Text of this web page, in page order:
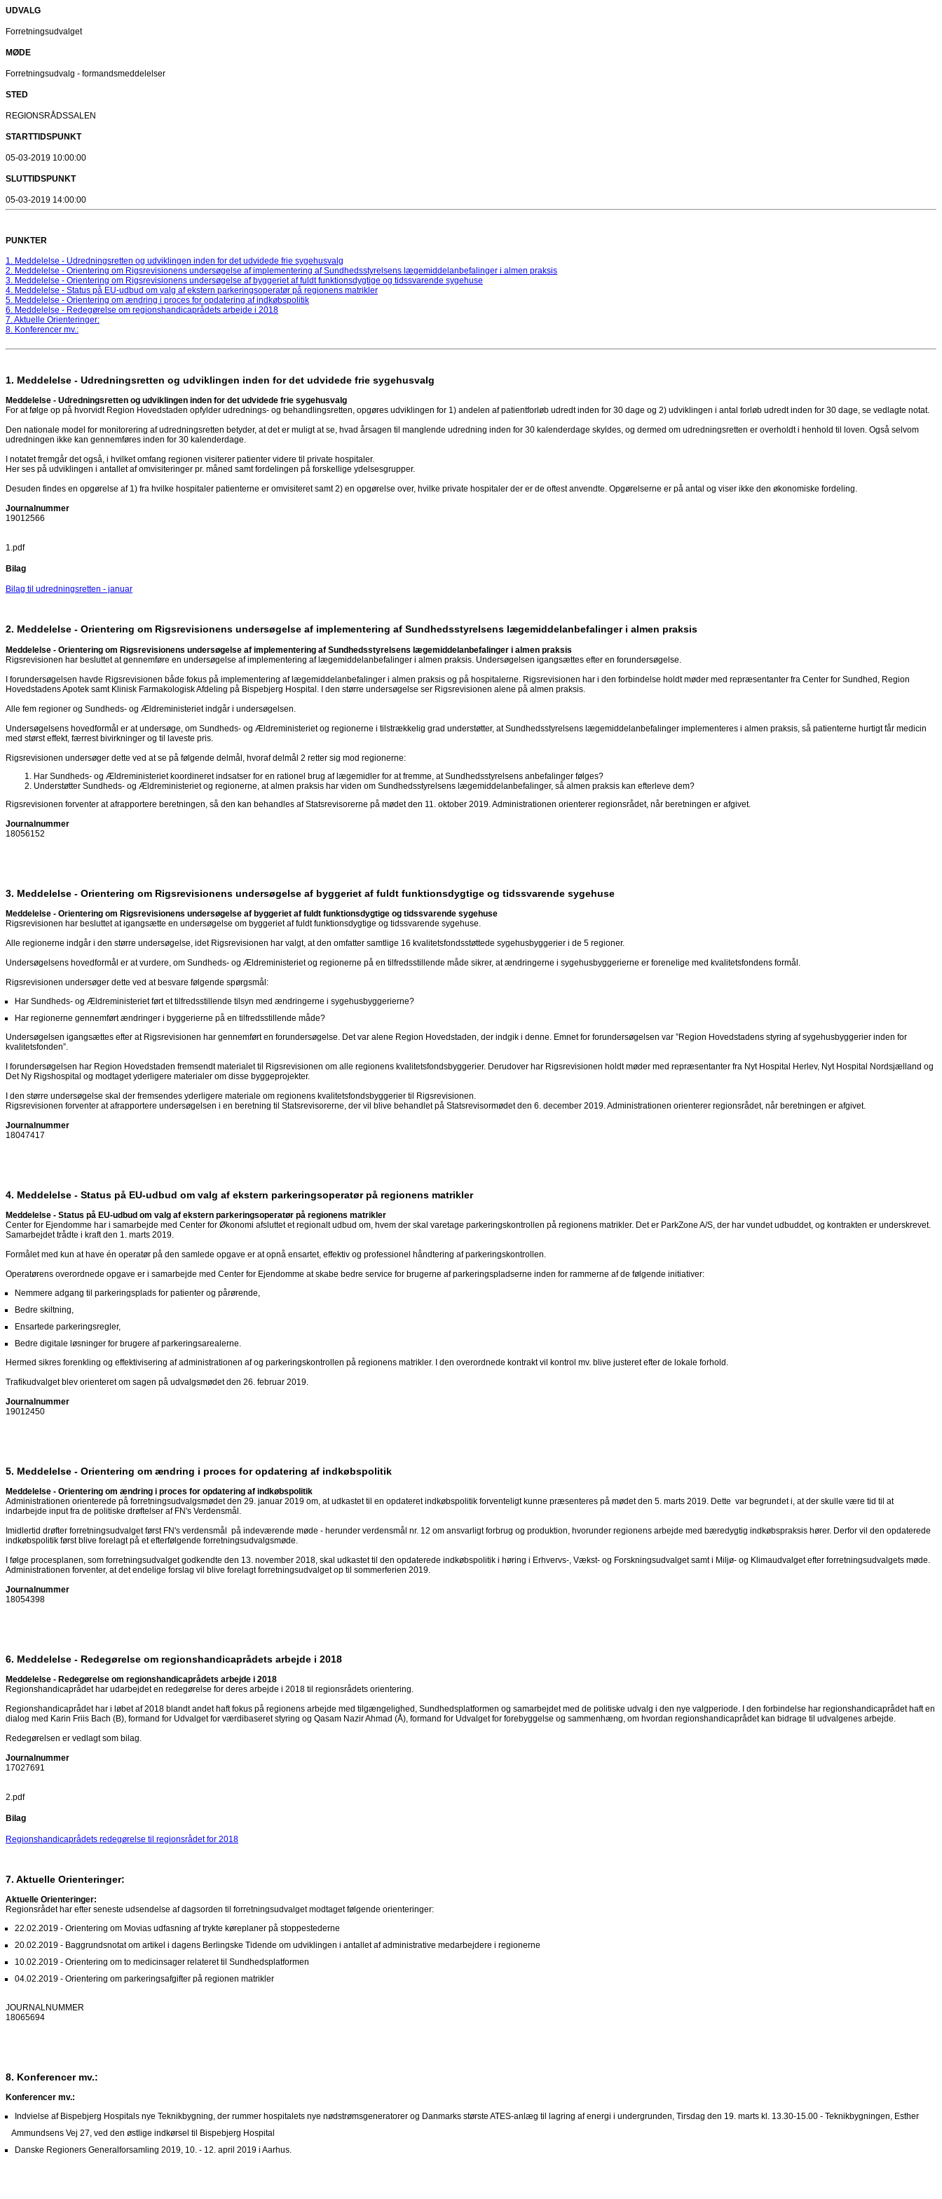
UDVALG
Forretningsudvalget
MØDE
Forretningsudvalg - formandsmeddelelser
STED
REGIONSRÅDSSALEN
STARTTIDSPUNKT
05-03-2019 10:00:00
SLUTTIDSPUNKT
05-03-2019 14:00:00
PUNKTER
1. Meddelelse - Udredningsretten og udviklingen inden for det udvidede frie sygehusvalg
2. Meddelelse - Orientering om Rigsrevisionens undersøgelse af implementering af Sundhedsstyrelsens lægemiddelanbefalinger i almen praksis
3. Meddelelse - Orientering om Rigsrevisionens undersøgelse af byggeriet af fuldt funktionsdygtige og tidssvarende sygehuse
4. Meddelelse - Status på EU-udbud om valg af ekstern parkeringsoperatør på regionens matrikler
5. Meddelelse - Orientering om ændring i proces for opdatering af indkøbspolitik
6. Meddelelse - Redegørelse om regionshandicaprådets arbejde i 2018
7. Aktuelle Orienteringer:
8. Konferencer mv.:
1. Meddelelse - Udredningsretten og udviklingen inden for det udvidede frie sygehusvalg
Meddelelse - Udredningsretten og udviklingen inden for det udvidede frie sygehusvalg
For at følge op på hvorvidt Region Hovedstaden opfylder udrednings- og behandlingsretten, opgøres udviklingen for 1) andelen af patientforløb udredt inden for 30 dage og 2) udviklingen i antal forløb udredt inden for 30 dage, se vedlagte notat.
Den nationale model for monitorering af udredningsretten betyder, at det er muligt at se, hvad årsagen til manglende udredning inden for 30 kalenderdage skyldes, og dermed om udredningsretten er overholdt i henhold til loven. Også selvom
udredningen ikke kan gennemføres inden for 30 kalenderdage.
I notatet fremgår det også, i hvilket omfang regionen visiterer patienter videre til private hospitaler.
Her ses på udviklingen i antallet af omvisiteringer pr. måned samt fordelingen på forskellige ydelsesgrupper.
Desuden findes en opgørelse af 1) fra hvilke hospitaler patienterne er omvisiteret samt 2) en opgørelse over, hvilke private hospitaler der er de oftest anvendte. Opgørelserne er på antal og viser ikke den økonomiske fordeling.
Journalnummer
19012566
1.pdf
Bilag
Bilag til udredningsretten - januar
2. Meddelelse - Orientering om Rigsrevisionens undersøgelse af implementering af Sundhedsstyrelsens lægemiddelanbefalinger i almen praksis
Meddelelse - Orientering om Rigsrevisionens undersøgelse af implementering af Sundhedsstyrelsens lægemiddelanbefalinger i almen praksis
Rigsrevisionen har besluttet at gennemføre en undersøgelse af implementering af lægemiddelanbefalinger i almen praksis. Undersøgelsen igangsættes efter en forundersøgelse.
I forundersøgelsen havde Rigsrevisionen både fokus på implementering af lægemiddelanbefalinger i almen praksis og på hospitalerne. Rigsrevisionen har i den forbindelse holdt møder med repræsentanter fra Center for Sundhed, Region
Hovedstadens Apotek samt Klinisk Farmakologisk Afdeling på Bispebjerg Hospital. I den større undersøgelse ser Rigsrevisionen alene på almen praksis.
Alle fem regioner og Sundheds- og Ældreministeriet indgår i undersøgelsen.
Undersøgelsens hovedformål er at undersøge, om Sundheds- og Ældreministeriet og regionerne i tilstrækkelig grad understøtter, at Sundhedsstyrelsens lægemiddelanbefalinger implementeres i almen praksis, så patienterne hurtigt får medicin
med størst effekt, færrest bivirkninger og til laveste pris.
Rigsrevisionen undersøger dette ved at se på følgende delmål, hvoraf delmål 2 retter sig mod regionerne:
Har Sundheds- og Ældreministeriet koordineret indsatser for en rationel brug af lægemidler for at fremme, at Sundhedsstyrelsens anbefalinger følges?
Understøtter Sundheds- og Ældreministeriet og regionerne, at almen praksis har viden om Sundhedsstyrelsens lægemiddelanbefalinger, så almen praksis kan efterleve dem?
Rigsrevisionen forventer at afrapportere beretningen, så den kan behandles af Statsrevisorerne på mødet den 11. oktober 2019. Administrationen orienterer regionsrådet, når beretningen er afgivet.
Journalnummer
18056152
3. Meddelelse - Orientering om Rigsrevisionens undersøgelse af byggeriet af fuldt funktionsdygtige og tidssvarende sygehuse
Meddelelse - Orientering om Rigsrevisionens undersøgelse af byggeriet af fuldt funktionsdygtige og tidssvarende sygehuse
Rigsrevisionen har besluttet at igangsætte en undersøgelse om byggeriet af fuldt funktionsdygtige og tidssvarende sygehuse.
Alle regionerne indgår i den større undersøgelse, idet Rigsrevisionen har valgt, at den omfatter samtlige 16 kvalitetsfondsstøttede sygehusbyggerier i de 5 regioner.
Undersøgelsens hovedformål er at vurdere, om Sundheds- og Ældreministeriet og regionerne på en tilfredsstillende måde sikrer, at ændringerne i sygehusbyggerierne er forenelige med kvalitetsfondens formål.
Rigsrevisionen undersøger dette ved at besvare følgende spørgsmål:
Har Sundheds- og Ældreministeriet ført et tilfredsstillende tilsyn med ændringerne i sygehusbyggerierne?
Har regionerne gennemført ændringer i byggerierne på en tilfredsstillende måde?
Undersøgelsen igangsættes efter at Rigsrevisionen har gennemført en forundersøgelse. Det var alene Region Hovedstaden, der indgik i denne. Emnet for forundersøgelsen var ”Region Hovedstadens styring af sygehusbyggerier inden for
kvalitetsfonden”.
I forundersøgelsen har Region Hovedstaden fremsendt materialet til Rigsrevisionen om alle regionens kvalitetsfondsbyggerier. Derudover har Rigsrevisionen holdt møder med repræsentanter fra Nyt Hospital Herlev, Nyt Hospital Nordsjælland og
Det Ny Rigshospital og modtaget yderligere materialer om disse byggeprojekter.
I den større undersøgelse skal der fremsendes yderligere materiale om regionens kvalitetsfondsbyggerier til Rigsrevisionen.
Rigsrevisionen forventer at afrapportere undersøgelsen i en beretning til Statsrevisorerne, der vil blive behandlet på Statsrevisormødet den 6. december 2019. Administrationen orienterer regionsrådet, når beretningen er afgivet.
Journalnummer
18047417
4. Meddelelse - Status på EU-udbud om valg af ekstern parkeringsoperatør på regionens matrikler
Meddelelse - Status på EU-udbud om valg af ekstern parkeringsoperatør på regionens matrikler
Center for Ejendomme har i samarbejde med Center for Økonomi afsluttet et regionalt udbud om, hvem der skal varetage parkeringskontrollen på regionens matrikler. Det er ParkZone A/S, der har vundet udbuddet, og kontrakten er underskrevet.
Samarbejdet trådte i kraft den 1. marts 2019.
Formålet med kun at have én operatør på den samlede opgave er at opnå ensartet, effektiv og professionel håndtering af parkeringskontrollen.
Operatørens overordnede opgave er i samarbejde med Center for Ejendomme at skabe bedre service for brugerne af parkeringspladserne inden for rammerne af de følgende initiativer:
Nemmere adgang til parkeringsplads for patienter og pårørende,
Bedre skiltning,
Ensartede parkeringsregler,
Bedre digitale løsninger for brugere af parkeringsarealerne.
Hermed sikres forenkling og effektivisering af administrationen af og parkeringskontrollen på regionens matrikler. I den overordnede kontrakt vil kontrol mv. blive justeret efter de lokale forhold.
Trafikudvalget blev orienteret om sagen på udvalgsmødet den 26. februar 2019.
Journalnummer
19012450
5. Meddelelse - Orientering om ændring i proces for opdatering af indkøbspolitik
Meddelelse - Orientering om ændring i proces for opdatering af indkøbspolitik
Administrationen orienterede på forretningsudvalgsmødet den 29. januar 2019 om, at udkastet til en opdateret indkøbspolitik forventeligt kunne præsenteres på mødet den 5. marts 2019. Dette var begrundet i, at der skulle være tid til at
indarbejde input fra de politiske drøftelser af FN's Verdensmål.
Imidlertid drøfter forretningsudvalget først FN's verdensmål på indeværende møde - herunder verdensmål nr. 12 om ansvarligt forbrug og produktion, hvorunder regionens arbejde med bæredygtig indkøbspraksis hører. Derfor vil den opdaterede
indkøbspolitik først blive forelagt på et efterfølgende forretningsudvalgsmøde.
I følge procesplanen, som forretningsudvalget godkendte den 13. november 2018, skal udkastet til den opdaterede indkøbspolitik i høring i Erhvervs-, Vækst- og Forskningsudvalget samt i Miljø- og Klimaudvalget efter forretningsudvalgets møde.
Administrationen forventer, at det endelige forslag vil blive forelagt forretningsudvalget op til sommerferien 2019.
Journalnummer
18054398
6. Meddelelse - Redegørelse om regionshandicaprådets arbejde i 2018
Meddelelse - Redegørelse om regionshandicaprådets arbejde i 2018
Regionshandicaprådet har udarbejdet en redegørelse for deres arbejde i 2018 til regionsrådets orientering.
Regionshandicaprådet har i løbet af 2018 blandt andet haft fokus på regionens arbejde med tilgængelighed, Sundhedsplatformen og samarbejdet med de politiske udvalg i den nye valgperiode. I den forbindelse har regionshandicaprådet haft en
dialog med Karin Friis Bach (B), formand for Udvalget for værdibaseret styring og Qasam Nazir Ahmad (Å), formand for Udvalget for forebyggelse og sammenhæng, om hvordan regionshandicaprådet kan bidrage til udvalgenes arbejde.
Redegørelsen er vedlagt som bilag.
Journalnummer
17027691
2.pdf
Bilag
Regionshandicaprådets redegørelse til regionsrådet for 2018
7. Aktuelle Orienteringer:
Aktuelle Orienteringer:
Regionsrådet har efter seneste udsendelse af dagsorden til forretningsudvalget modtaget følgende orienteringer:
22.02.2019 - Orientering om Movias udfasning af trykte køreplaner på stoppestederne
20.02.2019 - Baggrundsnotat om artikel i dagens Berlingske Tidende om udviklingen i antallet af administrative medarbejdere i regionerne
10.02.2019 - Orientering om to medicinsager relateret til Sundhedsplatformen
04.02.2019 - Orientering om parkeringsafgifter på regionen matrikler
JOURNALNUMMER
18065694
8. Konferencer mv.:
Konferencer mv.:
Indvielse af Bispebjerg Hospitals nye Teknikbygning, der rummer hospitalets nye nødstrømsgeneratorer og Danmarks største ATES-anlæg til lagring af energi i undergrunden, Tirsdag den 19. marts kl. 13.30-15.00 - Teknikbygningen, Esther
Ammundsens Vej 27, ved den østlige indkørsel til Bispebjerg Hospital
Danske Regioners Generalforsamling 2019, 10. - 12. april 2019 i Aarhus.